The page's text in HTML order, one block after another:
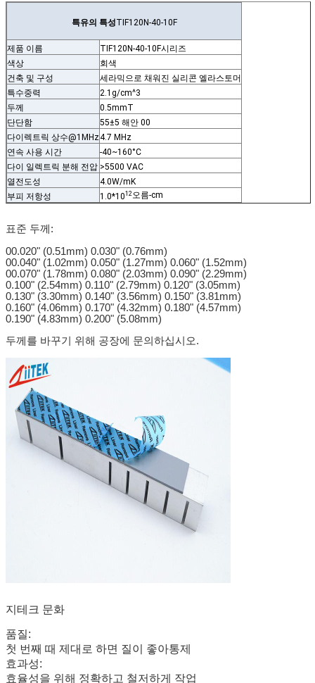
특유의 특성TIF120N-40-10F
제품 이름 TIF120N-40-10F시리즈
색상
회색
건축 및 구성
세라믹으로 채워진 실리콘 엘라스토머
특수중력
2.1g/cm^3
두께
0.5mmT
단단함
55±5 해안 00
다이렉트릭 상수@1MHz4.7 MHz
연속 사용 시간
-40~160°C
다이 일렉트릭 분해 전압 >5500 VAC
열전도성
4.0W/mK
부피 저항성
1.0*1012오름-cm
표준 두께:
00.020" (0.51mm) 0.030" (0.76mm)
00.040" (1.02mm) 0.050" (1.27mm) 0.060" (1.52mm)
00.070" (1.78mm) 0.080" (2.03mm) 0.090" (2.29mm)
0.100" (2.54mm) 0.110" (2.79mm) 0.120" (3.05mm)
0.130" (3.30mm) 0.140" (3.56mm) 0.150" (3.81mm)
0.160" (4.06mm) 0.170" (4.32mm) 0.180" (4.57mm)
0.190" (4.83mm) 0.200" (5.08mm)
두께를 바꾸기 위해 공장에 문의하십시오.
지테크 문화
품질:
첫 번째 때 제대로 하면 질이 좋아통제
효과성:
효율성을 위해 정확하고 철저하게 작업